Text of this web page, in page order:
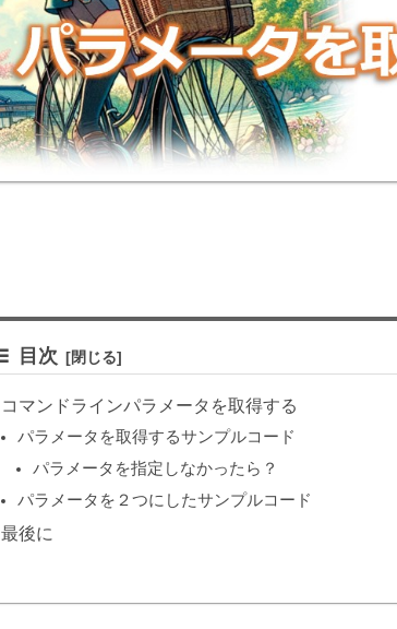
目次
コマンドラインパラメータを取得する
パラメータを取得するサンプルコード
パラメータを指定しなかったら？
パラメータを２つにしたサンプルコード
最後に